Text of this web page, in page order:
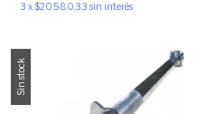
3 x$20.580,33 sin interés
Sin stock